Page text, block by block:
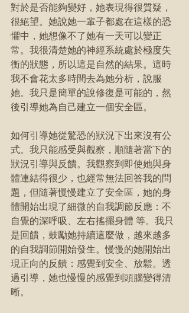
對於是否能夠變好，她表現得很質疑，
很絕望。她說她一輩子都處在這樣的恐
懼中，她想像不了她有一天可以變正
常。我很清楚她的神經系統處於極度失
衡的狀態，所以這是自然的結果。這時
我不會花太多時間去為她分析，說服
她。我只是簡單的說修復是可能的，然
後引導她為自己建立一個安全區。
如何引導她從驚恐的狀況下出來沒有公
式。我只能感受與觀察，順隨著當下的
狀況引導與反饋。我觀察到即使她與身
體連結得很少，也經常無法回答我的問
題，但隨著慢慢建立了安全區，她的身
體開始出現了細微的自我調節反應：不
自覺的深呼吸、左右搖擺身體 等。我只
是回饋，鼓勵她持續這麼做，越來越多
的自我調節開始發生。慢慢的她開始出
現正向的反饋：感覺到安全、放鬆。透
過引導，她也慢慢的感覺到頭腦變得清
晰。